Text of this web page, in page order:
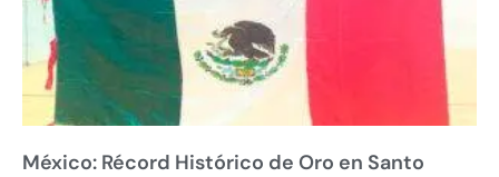
México: Récord Histórico de Oro en Santo